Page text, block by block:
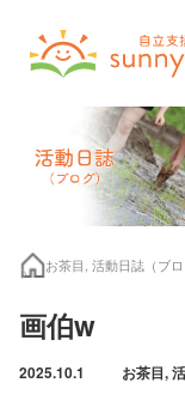
お茶目 , 活動日誌（ブロ
画伯w
2025.10.1 お茶目,